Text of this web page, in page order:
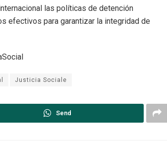
las políticas de detención
efectivos para garantizar la integridad de
Justicia Sociale
Send